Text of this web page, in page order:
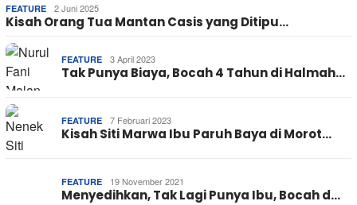
FEATURE 2 Juni 2025
Kisah Orang Tua Mantan Casis yang Ditipu…
FEATURE 3 April 2023
Tak Punya Biaya, Bocah 4 Tahun di Halmah…
FEATURE 7 Februari 2023
Kisah Siti Marwa Ibu Paruh Baya di Morot…
FEATURE 19 November 2021
Menyedihkan, Tak Lagi Punya Ibu, Bocah d…